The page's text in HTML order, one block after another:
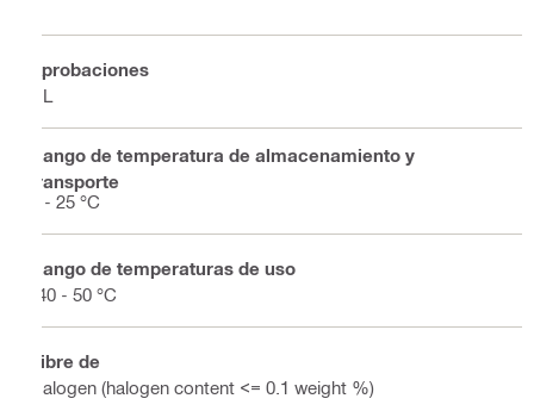
Aprobaciones
UL
Rango de temperatura de almacenamiento y
transporte
5 - 25 °C
Rango de temperaturas de uso
-40 - 50 °C
Libre de
Halogen (halogen content <= 0.1 weight %)